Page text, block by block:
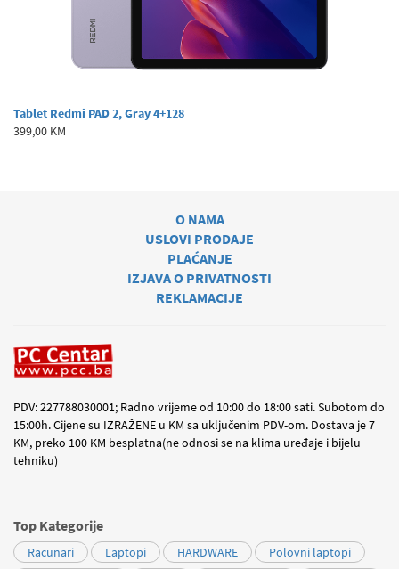
Tablet Redmi PAD 2, Gray 4+128
399,00 KM
O NAMA
USLOVI PRODAJE
PLAĆANJE
IZJAVA O PRIVATNOSTI
REKLAMACIJE
PDV: 227788030001; Radno vrijeme od 10:00 do 18:00 sati. Subotom do
15:00h. Cijene su IZRAŽENE u KM sa uključenim PDV-om. Dostava je 7
KM, preko 100 KM besplatna(ne odnosi se na klima uređaje i bijelu
tehniku)
Top Kategorije
Racunari Laptopi HARDWARE
Polovni laptopi